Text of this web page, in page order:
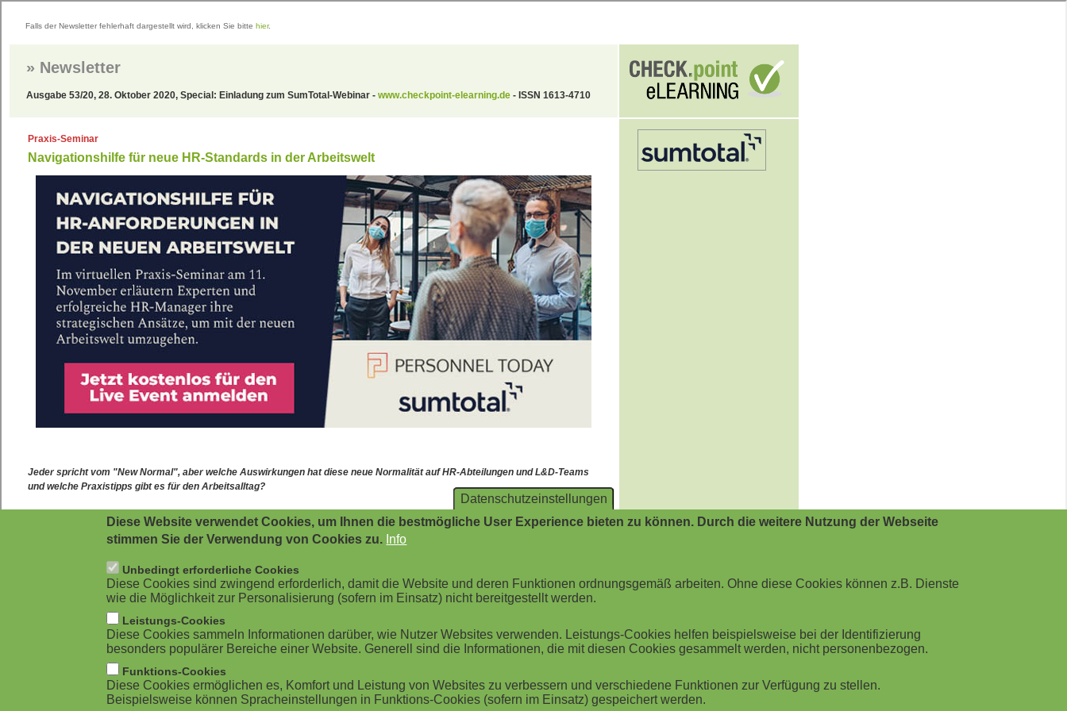
zum
Datenschutzeinstellungen
Diese Website verwendet Cookies, um Ihnen die bestmögliche User Experience bieten zu können. Durch die weitere Nutzung der Webseite
stimmen Sie der Verwendung von Cookies zu. Info
Unbedingt erforderliche Cookies
Diese Cookies sind zwingend erforderlich, damit die Website und deren Funktionen ordnungsgemäß arbeiten. Ohne diese Cookies können z.B. Dienste
wie die Möglichkeit zur Personalisierung (sofern im Einsatz) nicht bereitgestellt werden.
Leistungs-Cookies
Diese Cookies sammeln Informationen darüber, wie Nutzer Websites verwenden. Leistungs-Cookies helfen beispielsweise bei der Identifizierung
besonders populärer Bereiche einer Website. Generell sind die Informationen, die mit diesen Cookies gesammelt werden, nicht personenbezogen.
Funktions-Cookies
Diese Cookies ermöglichen es, Komfort und Leistung von Websites zu verbessern und verschiedene Funktionen zur Verfügung zu stellen.
Beispielsweise können Spracheinstellungen in Funktions-Cookies (sofern im Einsatz) gespeichert werden.